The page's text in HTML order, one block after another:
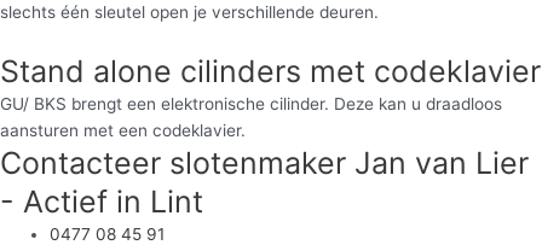
slechts één sleutel open je verschillende deuren.
Stand alone cilinders met codeklavier
GU/ BKS brengt een elektronische cilinder. Deze kan u draadloos
aansturen met een codeklavier.
Contacteer slotenmaker Jan van Lier
- Actief in Lint
0477 08 45 91